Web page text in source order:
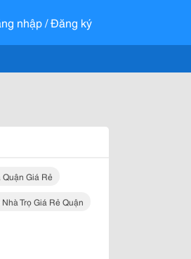
nhập / Đăng ký
Quận Giá Rẻ
Trọ Giá Rẻ Quận